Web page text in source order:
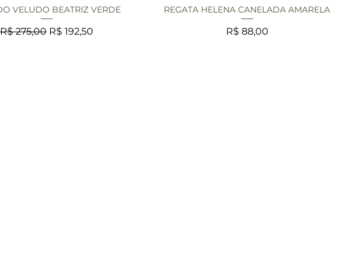
Visualização rápida
VELUDO BEATRIZ VERDE
Preço normal
R$ 275,00 Preço promocional
R$ 192,50
Visualização rápida
REGATA HELENA CANELADA AMARELA
Preço
R$ 88,00